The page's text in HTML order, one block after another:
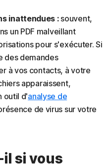
inattendues :souvent,
un PDF malveillant
pour s'exécuter. Si
des demandes
à vos contacts, à votre
apparaissent,
outil d'analyse de
de virus sur votre
il si vous